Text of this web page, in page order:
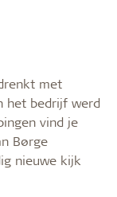
met
het bedrijf werd
vind je
Børge
nieuwe kijk